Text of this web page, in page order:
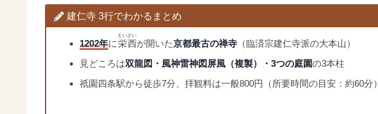
建仁寺 3行でわかるまとめ
1202年に栄西
えいさい
が開いた京都最古の禅寺 （臨済宗建仁寺派の大本山）
見どころは双龍図・風神雷神図屏風（複製）・3つの庭園の3本柱
祇園四条駅から徒歩7分、拝観料は一般800円（所要時間の目安：約60分）